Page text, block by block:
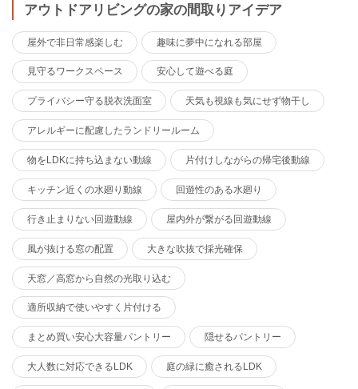
アウトドアリビングの家の間取りアイデア
屋外で非日常感楽しむ 趣味に夢中になれる部屋
見守るワークスペース 安心して遊べる庭
プライバシー守る脱衣洗面室 天気も視線も気にせず物干し
アレルギーに配慮したランドリールーム
物をLDKに持ち込まない動線 片付けしながらの帰宅後動線
キッチン近くの水廻り動線 回遊性のある水廻り
行き止まりない回遊動線 屋内外が繋がる回遊動線
風が抜ける窓の配置 大きな吹抜で採光確保
天窓／高窓から自然の光取り込む
適所収納で使いやすく片付ける
まとめ買い安心大容量パントリー 隠せるパントリー
大人数に対応できるLDK 庭の緑に癒されるLDK